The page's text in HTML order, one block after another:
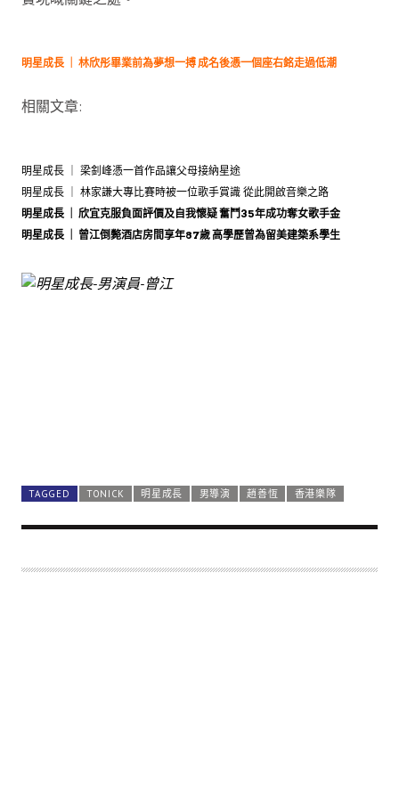
明星成長 ｜ 林欣彤畢業前為夢想一搏 成名後憑一個座右銘走過低潮
相關文章:
明星成長 ｜ 梁釗峰憑一首作品讓父母接納星途
明星成長 ｜ 林家謙大專比賽時被一位歌手賞識 從此開啟音樂之路
明星成長 ｜ 欣宜克服負面評價及自我懷疑 奮鬥35年成功奪女歌手金
明星成長 ｜ 曾江倒斃酒店房間享年87歲 高學歷曾為留美建築系學生
TAGGED TONICK 明星成長 男導演 趙善恆 香港樂隊